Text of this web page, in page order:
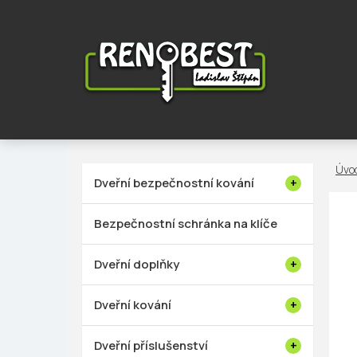
Dveřní bezpečnostní kování
Bezpečnostní schránka na klíče
Dveřní doplňky
Dveřní kování
Dveřní příslušenství